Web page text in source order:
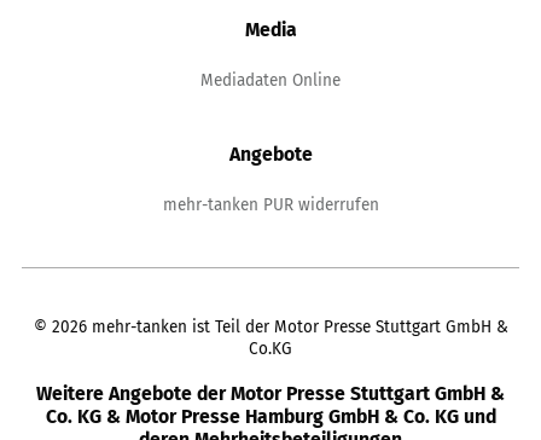
Media
Mediadaten Online
Angebote
mehr-tanken PUR widerrufen
© 2026 mehr-tanken ist Teil der Motor Presse Stuttgart GmbH &
Co.KG
Weitere Angebote der Motor Presse Stuttgart GmbH &
Co. KG & Motor Presse Hamburg GmbH & Co. KG und